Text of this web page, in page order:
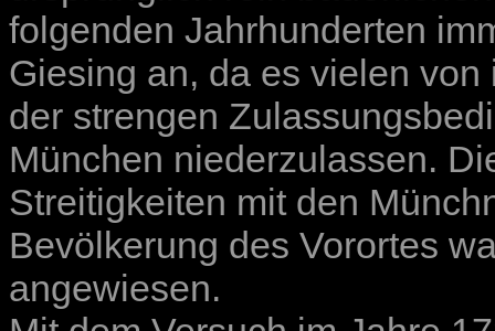
folgenden Jahrhunderten
Giesing an, da es vielen
der strengen
München niederzulassen.
Streitigkeiten mit den
Bevölkerung des Vorortes
angewiesen.